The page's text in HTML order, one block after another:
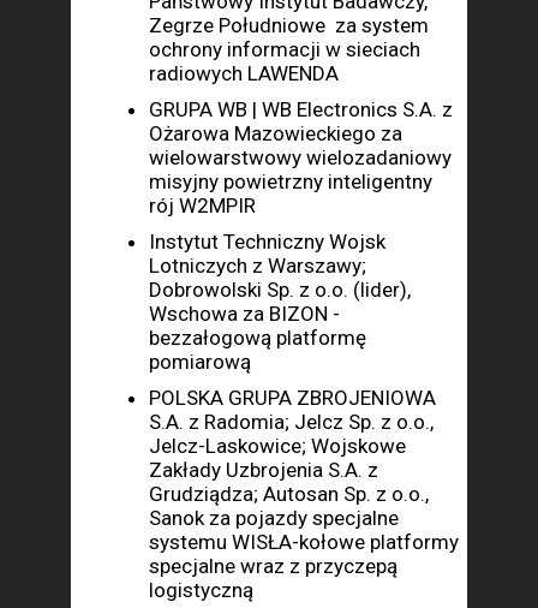
Zegrze Południowe za system
ochrony informacji w sieciach
radiowych LAWENDA
GRUPA WB | WB Electronics S.A. z
Ożarowa Mazowieckiego za
wielowarstwowy wielozadaniowy
misyjny powietrzny inteligentny
rój W2MPIR
Instytut Techniczny Wojsk
Lotniczych z Warszawy;
Dobrowolski Sp. z o.o. (lider),
Wschowa za BIZON -
bezzałogową platformę
pomiarową
POLSKA GRUPA ZBROJENIOWA
S.A. z Radomia; Jelcz Sp. z o.o.,
Jelcz-Laskowice; Wojskowe
Zakłady Uzbrojenia S.A. z
Grudziądza; Autosan Sp. z o.o.,
Sanok za pojazdy specjalne
systemu WISŁA-kołowe platformy
specjalne wraz z przyczepą
logistyczną